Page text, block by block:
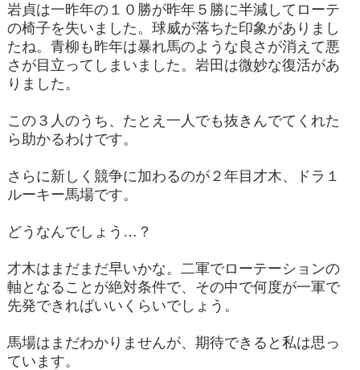
岩貞は一昨年の１０勝が昨年５勝に半減してローテ
の椅子を失いました。球威が落ちた印象がありまし
たね。青柳も昨年は暴れ馬のような良さが消えて悪
さが目立ってしまいました。岩田は微妙な復活があ
りました。
この３人のうち、たとえ一人でも抜きんでてくれた
ら助かるわけです。
さらに新しく競争に加わるのが２年目才木、ドラ１
ルーキー馬場です。
どうなんでしょう…？
才木はまだまだ早いかな。二軍でローテーションの
軸となることが絶対条件で、その中で何度が一軍で
先発できればいいくらいでしょう。
馬場はまだわかりませんが、期待できると私は思っ
ています。